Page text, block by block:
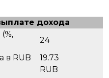
дохода
24
в RUB
19.73
RUB